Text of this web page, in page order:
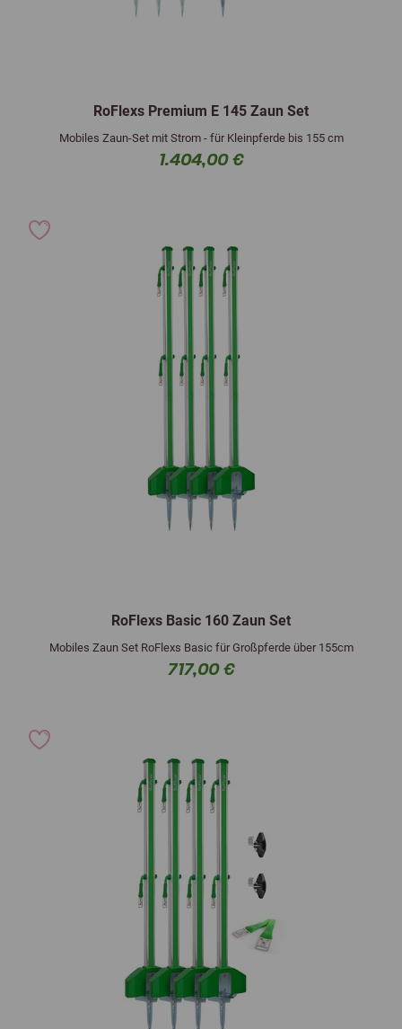
RoFlexs Premium E 145 Zaun Set
Mobiles Zaun-Set mit Strom - für Kleinpferde bis 155 cm
1.404,00 €
RoFlexs Basic 160 Zaun Set
Mobiles Zaun Set RoFlexs Basic für Großpferde über 155cm
717,00 €